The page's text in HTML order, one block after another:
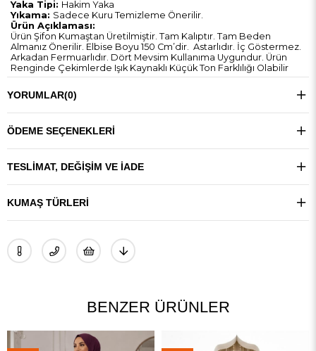
Yaka Tipi: Hakim Yaka
Yıkama: Sadece Kuru Temizleme Önerilir.
Ürün Açıklaması:
Ürün Şifon Kumaştan Üretilmiştir. Tam Kalıptır. Tam Beden
Almanız Önerilir. Elbise Boyu 150 Cm’dir. Astarlıdır. İç Göstermez.
Arkadan Fermuarlıdır. Dört Mevsim Kullanıma Uygundur. Ürün
Renginde Çekimlerde Işık Kaynaklı Küçük Ton Farklılığı Olabilir
YORUMLAR(0)
ÖDEME SEÇENEKLERI
TESLIMAT, DEĞIŞIM VE İADE
KUMAŞ TÜRLERI
BENZER ÜRÜNLER